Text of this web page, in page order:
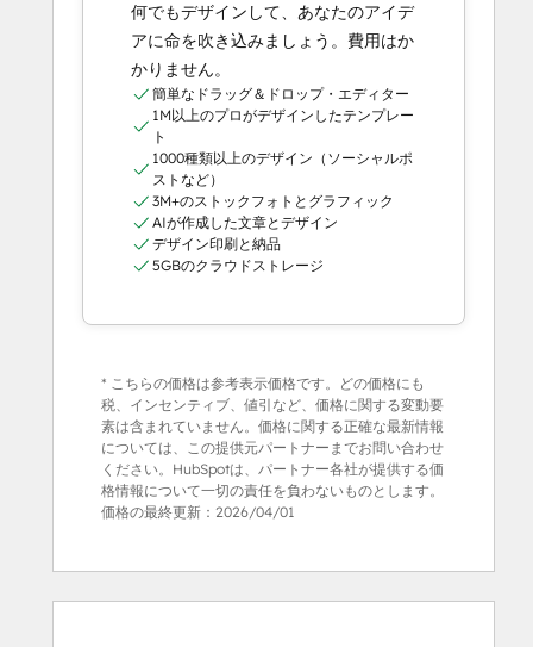
何でもデザインして、あなたのアイデ
アに命を吹き込みましょう。費用はか
かりません。
簡単なドラッグ＆ドロップ・エディター
1M以上のプロがデザインしたテンプレー
ト
1000種類以上のデザイン（ソーシャルポ
ストなど）
3M+のストックフォトとグラフィック
AIが作成した文章とデザイン
デザイン印刷と納品
5GBのクラウドストレージ
* こちらの価格は参考表示価格です。どの価格にも
税、インセンティブ、値引など、価格に関する変動要
素は含まれていません。価格に関する正確な最新情報
については、この提供元パートナーまでお問い合わせ
ください。HubSpotは、パートナー各社が提供する価
格情報について一切の責任を負わないものとします。
価格の最終更新： 2026/04/01